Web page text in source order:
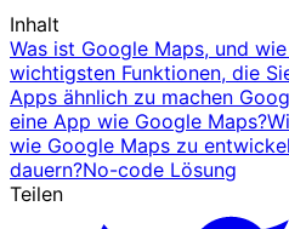
Inhalt
Was ist Google Maps, und
wichtigsten Funktionen, die
Apps ähnlich zu machen
eine App wie Google Maps?
wie Google Maps zu
dauern?No-code Lösung
Teilen